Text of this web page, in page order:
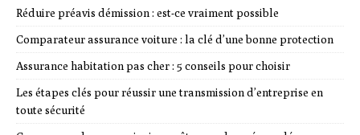
Réduire préavis démission : est-ce vraiment possible
Comparateur assurance voiture : la clé d’une bonne protection
Assurance habitation pas cher : 5 conseils pour choisir
Les étapes clés pour réussir une transmission d’entreprise en
toute sécurité